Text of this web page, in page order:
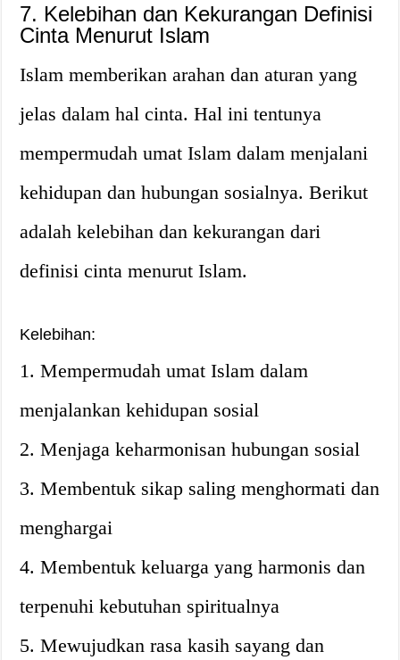
7. Kelebihan dan Kekurangan Definisi
Cinta Menurut Islam
Islam memberikan arahan dan aturan yang
jelas dalam hal cinta. Hal ini tentunya
mempermudah umat Islam dalam menjalani
kehidupan dan hubungan sosialnya. Berikut
adalah kelebihan dan kekurangan dari
definisi cinta menurut Islam.
Kelebihan:
1. Mempermudah umat Islam dalam
menjalankan kehidupan sosial
2. Menjaga keharmonisan hubungan sosial
3. Membentuk sikap saling menghormati dan
menghargai
4. Membentuk keluarga yang harmonis dan
terpenuhi kebutuhan spiritualnya
5. Mewujudkan rasa kasih sayang dan